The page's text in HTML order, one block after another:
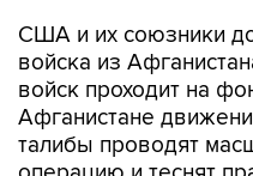
США и их союзники
войска из
войск проходит на
Афганистане
талибы проводят